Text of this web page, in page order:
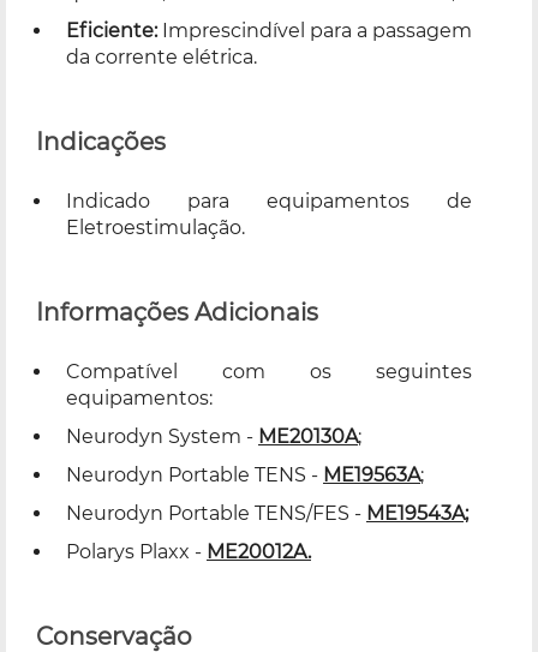
Eficiente:Imprescindível para a passagem
da corrente elétrica.
Indicações
Indicado para equipamentos de
Eletroestimulação.
Informações Adicionais
Compatível com os seguintes
equipamentos:
Neurodyn System - ME20130A;
Neurodyn Portable TENS - ME19563A;
Neurodyn Portable TENS/FES - ME19543A;
Polarys Plaxx - ME20012A.
Conservação